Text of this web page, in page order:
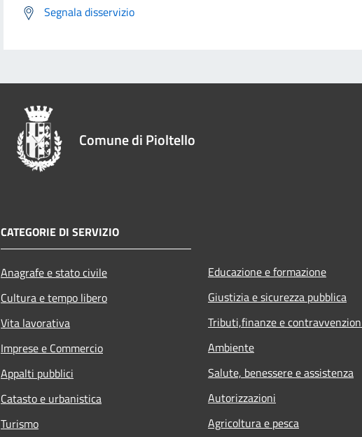
Segnala disservizio
Comune di Pioltello
CATEGORIE DI SERVIZIO
Anagrafe e stato civile
Cultura e tempo libero
Vita lavorativa
Imprese e Commercio
Appalti pubblici
Catasto e urbanistica
Turismo
Educazione e formazione
Giustizia e sicurezza pubblica
Tributi,finanze e
Ambiente
Salute, benessere e assistenza
Autorizzazioni
Agricoltura e pesca